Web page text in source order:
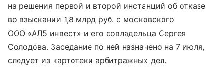
на решения первой и второй инстанций об отказе
во взыскании 1,8 млрд руб. с московского
ООО «АЛ5 инвест» и его совладельца Сергея
Солодова. Заседание по ней назначено на 7 июля,
следует из картотеки арбитражных дел.